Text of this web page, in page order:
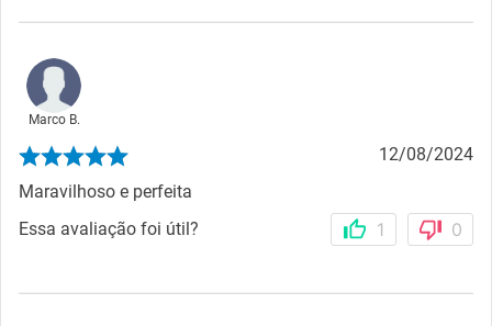
Marco B.
12/08/2024
Maravilhoso e perfeita
Essa avaliação foi útil?
1 0